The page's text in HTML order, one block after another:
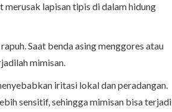
merusak lapisan tipis di dalam hidung
Saat benda asing menggores atau
mimisan.
iritasi lokal dan peradangan.
sensitif, sehingga mimisan bisa terjadi